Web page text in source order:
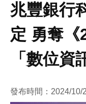
兆豐銀行
定 勇奪《
「數位資
發布時間：2024/10/